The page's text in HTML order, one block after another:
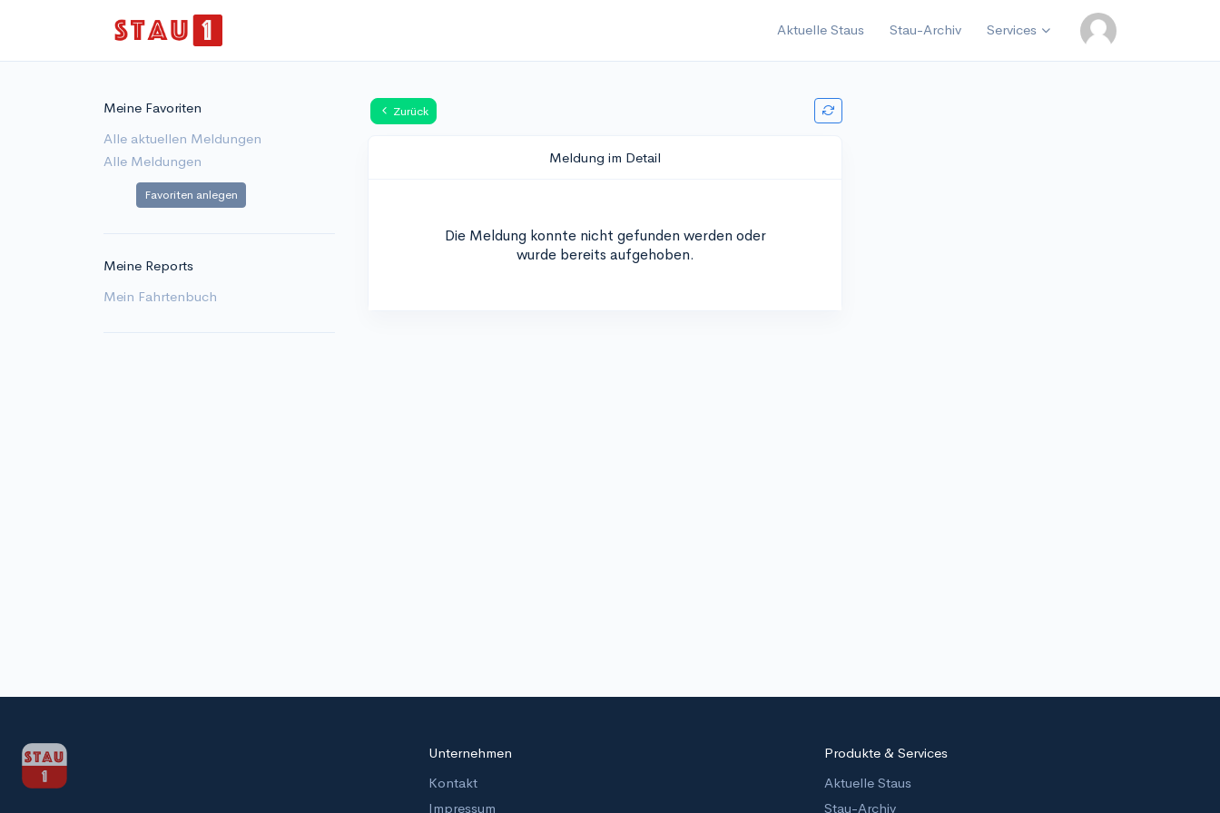
Aktuelle Staus Stau-Archiv Services
Meine Favoriten
Alle aktuellen Meldungen
Alle Meldungen
Favoriten anlegen
Meine Reports
Mein Fahrtenbuch
Zurück
Meldung im Detail
Die Meldung konnte nicht gefunden werden oder
wurde bereits aufgehoben.
Unternehmen
Kontakt
Impressum
Produkte & Services
Aktuelle Staus
Stau-Archiv